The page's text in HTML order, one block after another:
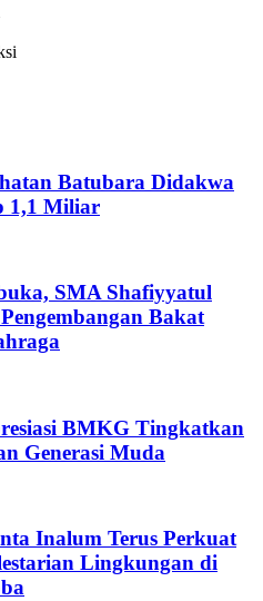
Batubara Didakwa
1,1 Miliar
SMA Shafiyyatul
Bakat
BMKG Tingkatkan
Generasi Muda
Inalum Terus Perkuat
Lingkungan di